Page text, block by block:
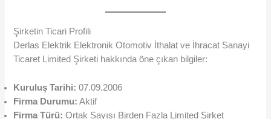
Şirketin Ticari Profili
Derlas Elektrik Elektronik Otomotiv İthalat ve İhracat Sanayi
Ticaret Limited Şirketi hakkında öne çıkan bilgiler:
Kuruluş Tarihi: 07.09.2006
Firma Durumu: Aktif
Firma Türü: Ortak Sayısı Birden Fazla Limited Şirket